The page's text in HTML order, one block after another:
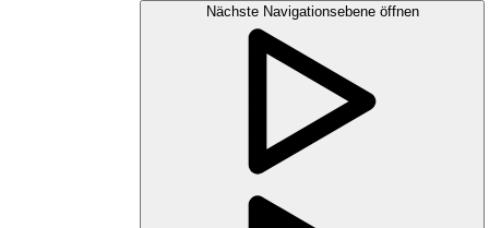
Nächste Navigationsebene öffnen